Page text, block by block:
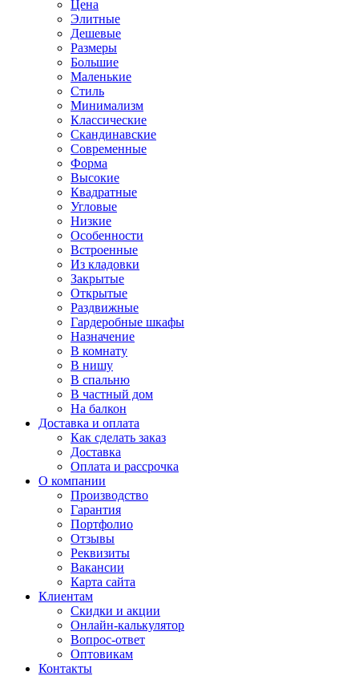
Цена
Элитные
Дешевые
Размеры
Большие
Маленькие
Стиль
Минимализм
Классические
Скандинавские
Современные
Форма
Высокие
Квадратные
Угловые
Низкие
Особенности
Встроенные
Из кладовки
Закрытые
Открытые
Раздвижные
Гардеробные шкафы
Назначение
В комнату
В нишу
В спальню
В частный дом
На балкон
Доставка и оплата
Как сделать заказ
Доставка
Оплата и рассрочка
О компании
Производство
Гарантия
Портфолио
Отзывы
Реквизиты
Вакансии
Карта сайта
Клиентам
Скидки и акции
Онлайн-калькулятор
Вопрос-ответ
Оптовикам
Контакты